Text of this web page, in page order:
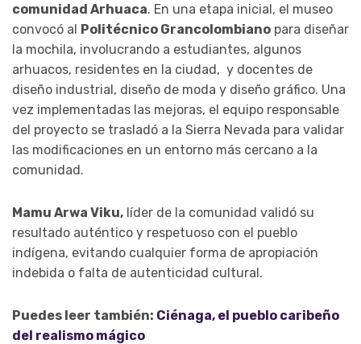
comunidad Arhuaca. En una etapa inicial, el museo
convocó al Politécnico Grancolombiano para diseñar
la mochila, involucrando a estudiantes, algunos
arhuacos, residentes en la ciudad, y docentes de
diseño industrial, diseño de moda y diseño gráfico. Una
vez implementadas las mejoras, el equipo responsable
del proyecto se trasladó a la Sierra Nevada para validar
las modificaciones en un entorno más cercano a la
comunidad.
Mamu Arwa Viku, líder de la comunidad validó su
resultado auténtico y respetuoso con el pueblo
indígena, evitando cualquier forma de apropiación
indebida o falta de autenticidad cultural.
Puedes leer también: Ciénaga, el pueblo caribeño
del realismo mágico